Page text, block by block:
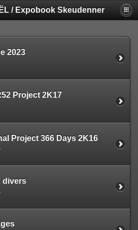
/ Expobook Skeudenner
2023
Project 2K17
Project 366 Days 2K16
divers